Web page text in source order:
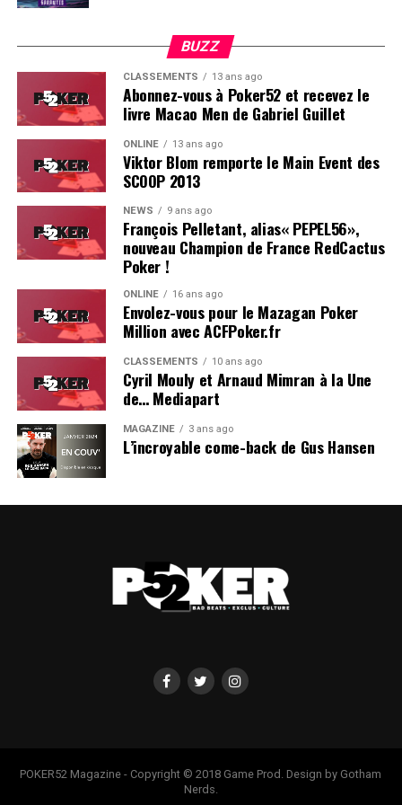
Soleau à gauche, sorti par Logghe au centre
BUZZ
CLASSEMENTS 13 ans ago
Abonnez-vous à Poker52 et recevez le
livre Macao Men de Gabriel Guillet
ONLINE 13 ans ago
Viktor Blom remporte le Main Event des
SCOOP 2013
NEWS 9 ans ago
François Pelletant, alias« PEPEL56»,
nouveau Champion de France RedCactus
Poker !
ONLINE 16 ans ago
Envolez-vous pour le Mazagan Poker
Million avec ACFPoker.fr
CLASSEMENTS 10 ans ago
Cyril Mouly et Arnaud Mimran à la Une
de… Mediapart
MAGAZINE 3 ans ago
L’incroyable come-back de Gus Hansen
POKER52 Magazine - Copyright © 2018 Game Prod. Design by Gotham
Nerds.